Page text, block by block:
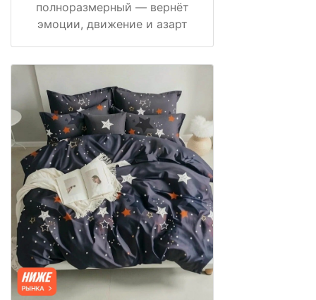
полноразмерный — вернёт
эмоции, движение и азарт